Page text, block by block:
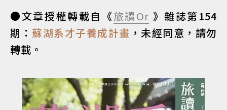
●文章授權轉載自《旅讀Or 》雜誌第154
期： 蘇湖系才子養成計畫 ，未經同意，請勿
轉載。